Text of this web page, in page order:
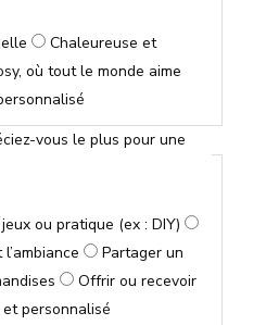
Chaleureuse et
vous le plus pour une
ou pratique (ex : DIY)
Partager un
Offrir ou recevoir
personnalisé